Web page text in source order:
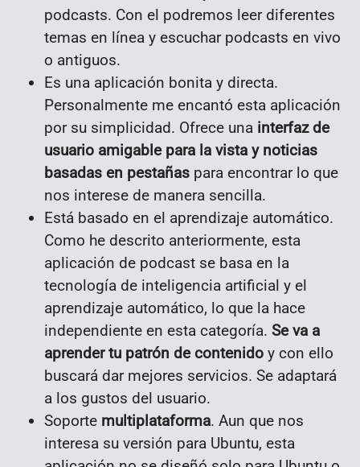
podcasts. Con el podremos leer diferentes
temas en línea y escuchar podcasts en vivo
o antiguos.
Es una aplicación bonita y directa.
Personalmente me encantó esta aplicación
por su simplicidad. Ofrece una interfaz de
usuario amigable para la vista y noticias
basadas en pestañas para encontrar lo que
nos interese de manera sencilla.
Está basado en el aprendizaje automático.
Como he descrito anteriormente, esta
aplicación de podcast se basa en la
tecnología de inteligencia artificial y el
aprendizaje automático, lo que la hace
independiente en esta categoría. Se va a
aprender tu patrón de contenido y con ello
buscará dar mejores servicios. Se adaptará
a los gustos del usuario.
Soporte multiplataforma. Aun que nos
interesa su versión para Ubuntu, esta